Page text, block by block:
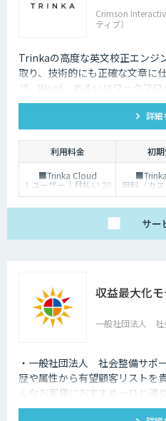
Crimson
ティブ）
Trinkaの高度な英文校正エンジ
取り、技術的にも正確な文章に
ザ、Word、あるいはワークフ
場所でリアルタイムでの強力な
詳細
利用料金 初
■Trinka Cloud
１ユーザー｜月払い 20
ドル／年払い 80ドル
約、日本円でお支払い
いただくことが可能で
無料（カ
必要な場
お問合
サー
収益最大化
一般社団法人 社
・一般社団法人 社会整備サポ
歴や属性から有望顧客リストを
んなお客様におすすめ→ひと通
なモデル開発を検討しているお